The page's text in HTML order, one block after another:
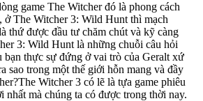
game The Witcher đó là phong cách
ở The Witcher 3: Wild Hunt thì mạch
thứ được đầu tư chăm chút và kỹ càng
3: Wild Hunt là những chuỗi câu hỏi
bạn thực sự đứng ở vai trò của Geralt xứ
sao trong một thế giới hỗn mang và đầy
Witcher 3 có lẽ là tựa game phiêu
mà chúng ta có được trong thời nay.